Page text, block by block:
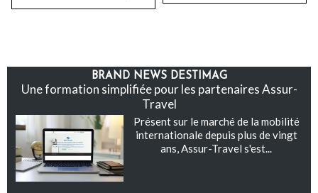
BRAND NEWS DESTIMAG
Une formation simplifiée pour les partenaires Assur-
Travel
Présent sur le marché de la mobilité
internationale depuis plus de vingt
ans, Assur-Travel s'est...